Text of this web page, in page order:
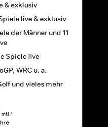
& exklusiv
live & exklusiv
der Männer und 11
Spiele live
WRC u. a.
und vieles mehr
mtl.*